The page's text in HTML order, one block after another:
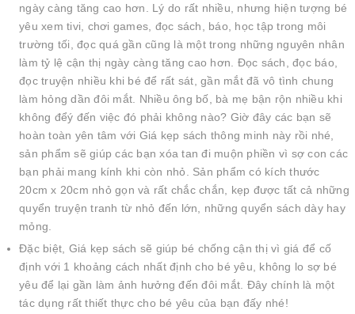
ngày càng tăng cao hơn. Lý do rất nhiều, nhưng hiện tượng bé
yêu xem tivi, chơi games, đọc sách, báo, học tập trong môi
trường tối, đọc quá gần cũng là một trong những nguyên nhân
làm tỷ lệ cận thị ngày càng tăng cao hơn. Đọc sách, đọc báo,
đọc truyện nhiều khi bé để rất sát, gần mắt đã vô tình chung
làm hỏng dần đôi mắt. Nhiều ông bố, bà mẹ bận rộn nhiều khi
không đểý đến việc đó phải không nào? Giờ đây các bạn sẽ
hoàn toàn yên tâm với Giá kẹp sách thông minh này rồi nhé,
sản phẩm sẽ giúp các bạn xóa tan đi muộn phiền vì sợ con các
bạn phải mang kính khi còn nhỏ. Sản phẩm có kích thước
20cm x 20cm nhỏ gọn và rất chắc chắn, kẹp được tất cả những
quyển truyện tranh từ nhỏ đến lớn, những quyển sách dày hay
mỏng.
Đặc biệt, Giá kẹp sách sẽ giúp bé chống cận thị vì giá để cố
định với 1 khoảng cách nhất định cho bé yêu, không lo sợ bé
yêu để lại gần làm ảnh hưởng đến đôi mắt. Đây chính là một
tác dụng rất thiết thực cho bé yêu của bạn đấy nhé!